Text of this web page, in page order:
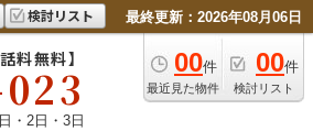
検討リスト 最終更新：2026年08月06日
00件
最近見た物件
00件
検討リスト
料無料】
・2日・3日